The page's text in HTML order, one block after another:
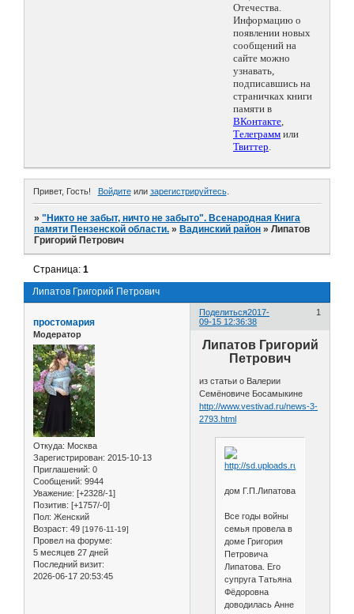
Отечества.
Информацию о
появлении новых
сообщений на
сайте можно
узнавать,
подписавшись на
страничках книги
памяти в
ВКонтакте,
Телеграмм или
Твиттер.
Привет, Гость! Войдитеили зарегистрируйтесь.
»"Никто не забыт, ничто не забыто". Всенародная Книга
памяти Пензенской области. » Вадинский район »Липатов
Григорий Петрович
Липатов Григорий Петрович
Страница:1
Поделиться 1
2017-
09-15 12:36:38
простомария
Модератор
Откуда: Москва
Зарегистрирован: 2015-10-13
Приглашений: 0
Сообщений: 9944
Уважение: [+2328/-1]
Позитив: [+1757/-0]
Пол: Женский
Возраст: 49 [1976-11-19]
Провел на форуме:
5 месяцев 27 дней
Последний визит:
2026-06-17 20:53:45
Липатов Григорий
Петрович
из статьи о Валерии
Семёновиче Босамыкине
http://www.vestivad.ru/news-3-
2793.html
дом Г.П.Липатова
Все годы войны
семья провела в
доме Григория
Петровича
Липатова. Его
супруга Татьяна
Фёдоровна
доводилась Анне